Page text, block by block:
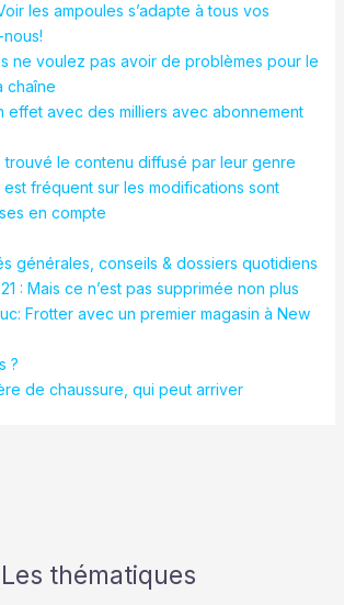
les ampoules s’adapte à tous vos
ne voulez pas avoir de problèmes pour le
chaîne
effet avec des milliers avec abonnement
trouvé le contenu diffusé par leur genre
est fréquent sur les modifications sont
en compte
générales, conseils & dossiers quotidiens
: Mais ce n’est pas supprimée non plus
Frotter avec un premier magasin à New
?
de chaussure, qui peut arriver
Les thématiques